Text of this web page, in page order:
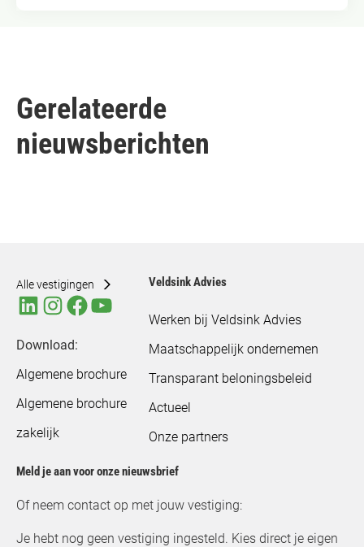
Gerelateerde
nieuwsberichten
Alle vestigingen
Download:
Algemene brochure
Algemene brochure
zakelijk
Veldsink Advies
Werken bij Veldsink Advies
Maatschappelijk ondernemen
Transparant beloningsbeleid
Actueel
Onze partners
Meld je aan voor onze nieuwsbrief
Of neem contact op met jouw vestiging:
Je hebt nog geen vestiging ingesteld. Kies direct je eigen